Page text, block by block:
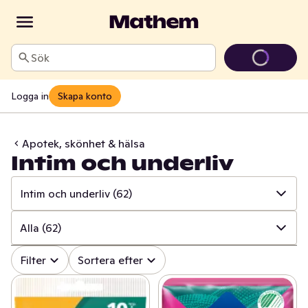
Sök
Logga in Skapa konto
Apotek, skönhet & hälsa
Intim och underliv
Intim och underliv (62)
✓ Alla (846)
✓ Mun och tänder (107)
Sår, bett och stick
Alla (62)
✓ Alla (62)
Intimhygien och mensskydd (50)
Filter Sortera efter